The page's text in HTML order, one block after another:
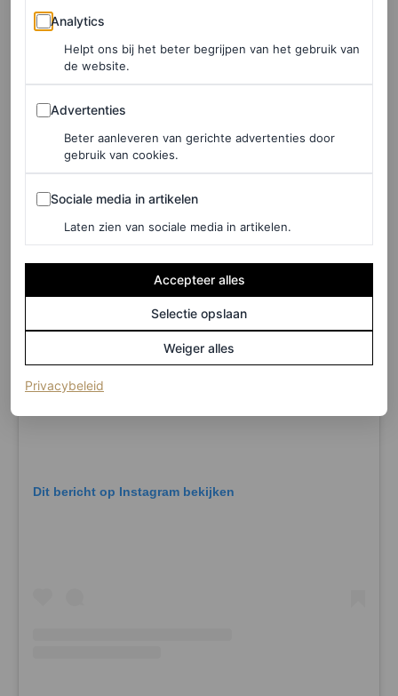
komende dagen nóg een outfitfoto post). Als we moeten
gokken, gebaseerd op Jenners recente streetstyle, zouden
we zeggen dat de Khy-collecties vooral nauwsluitende
jersey jurken, minimalistische blazers en doorschijnende
ontwerpen zullen bevatten. We zullen er vast snel
achterkomen of dat klopt.
Dit bericht op Instagram bekijken
Analytics
Analytics
Helpt ons bij het beter begrijpen van het gebruik van
de website.
Advertenties
Advertenties
Beter aanleveren van gerichte advertenties door
gebruik van cookies.
Sociale media in artikelen
Sociale media in artikelen
Laten zien van sociale media in artikelen.
Accepteer alles
Selectie opslaan
Weiger alles
Privacybeleid